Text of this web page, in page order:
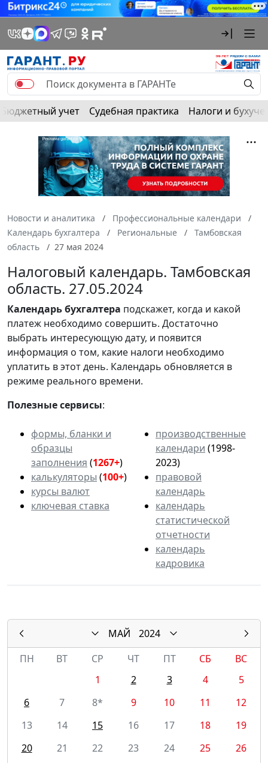
Бюджетный учет Судебная практика Налоги и
Новости и аналитика
Профессиональные календари
Календарь бухгалтера
Региональные
Тамбовская
область
27 мая 2024
Налоговый календарь. Тамбовская
область. 27.05.2024
Календарьбухгалтера подскажет, когда и какой
платеж необходимо совершить. Достаточно
выбрать интересующую дату, и появится
информация о том, какие налоги необходимо
уплатить в этот день. Календарь обновляется в
режиме реального времени.
Полезные сервисы:
формы, бланки и
образцы
заполнения (1267+)
калькуляторы (100+)
курсы валют
ключевая ставка
производственные
календари (1998-
2023)
правовой
календарь
календарь
статистической
отчетности
календарь
кадровика
МАЙ
2024
ПН
ВТ СР ЧТ ПТ СБ
ВС
1
2 3 4
5
6
7 8* 9 10 11
12
13
14 15 16 17 18
19
20
21 22 23 24 25
26